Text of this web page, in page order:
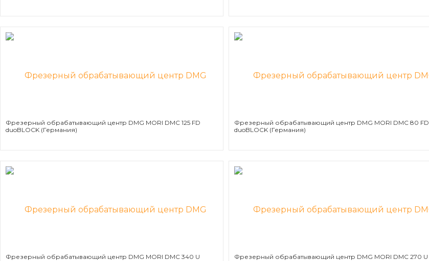
Фрезерный обрабатывающий центр DMG MORI DMC 125 FD
duoBLOCK (Германия)
Фрезерный обрабатывающий центр DMG MORI DMC 80 FD
duoBLOCK (Германия)
Фрезерный обрабатывающий центр DMG MORI DMC 340 U
Фрезерный обрабатывающий центр DMG MORI DMC 270 U